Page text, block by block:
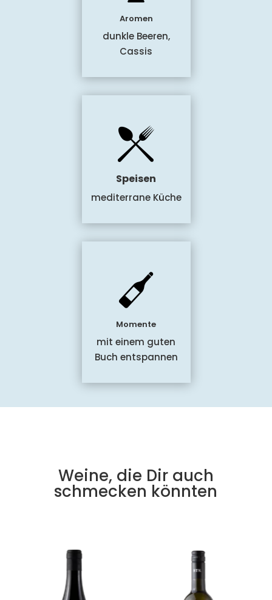
Aromen
dunkle Beeren,
Cassis
Speisen
mediterrane Küche
Momente
mit einem guten
Buch entspannen
Weine, die Dir auch
schmecken könnten